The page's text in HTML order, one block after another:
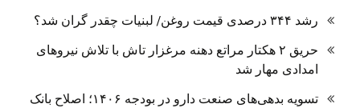
رشد ۳۴۴ درصدی قیمت روغن/ لبنیات چقدر گران شد؟
حریق ۲ هکتار مراتع دهنه مرغزار تاش با تلاش نیروهای
امدادی مهار شد
تسویه بدهی‌های صنعت دارو در بودجه ۱۴۰۶؛ اصلاح بانک